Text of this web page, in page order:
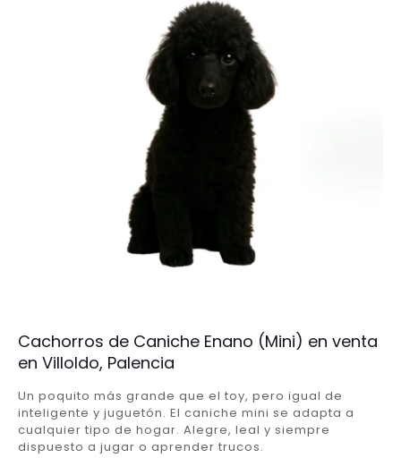
Cachorros de Caniche Enano (Mini) en venta
en Villoldo, Palencia
Un poquito más grande que el toy, pero igual de
inteligente y juguetón. El caniche mini se adapta a
cualquier tipo de hogar. Alegre, leal y siempre
dispuesto a jugar o aprender trucos.